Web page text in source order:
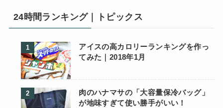
24時間ランキング｜トピックス
アイスの高カロリーランキングを作っ
てみた｜2018年1月
肉のハナマサの「大容量保冷バッグ」
が地味すぎて使い勝手がいい！